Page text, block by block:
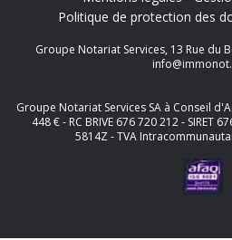
Politique de protection des
Groupe Notariat Services, 13 Rue du
Groupe Notariat Services SA à Conseil
448 € - RC BRIVE 676 720 212 - SIRET
5814Z - TVA